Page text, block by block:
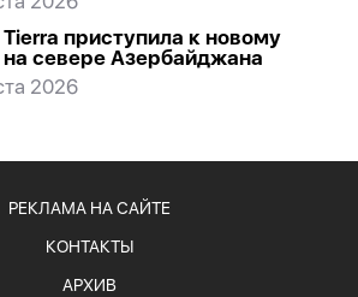
приступила к новому
севере Азербайджана
2026
РЕКЛАМА НА САЙТЕ
КОНТАКТЫ
АРХИВ